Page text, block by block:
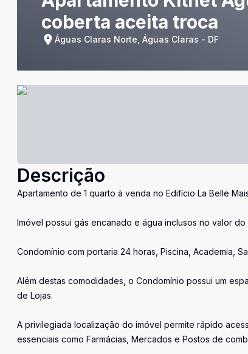
coberta aceita troca
Águas Claras Norte, Águas Claras - DF
Descrição
Apartamento de 1 quarto à venda no Edifício La Belle
Imóvel possui gás encanado e água inclusos no valor
Condomínio com portaria 24 horas, Piscina, Academia,
Além destas comodidades, o Condomínio possui um
de Lojas.
A privilegiada localização do imóvel permite rápido
essenciais como Farmácias, Mercados e Postos de